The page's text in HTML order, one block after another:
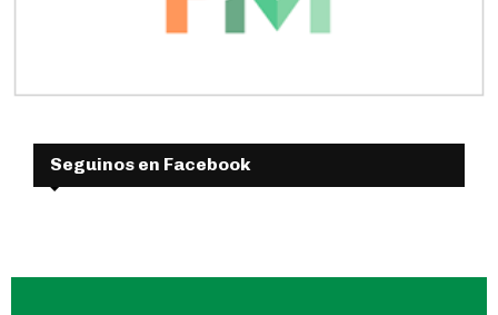
Seguinos en Facebook